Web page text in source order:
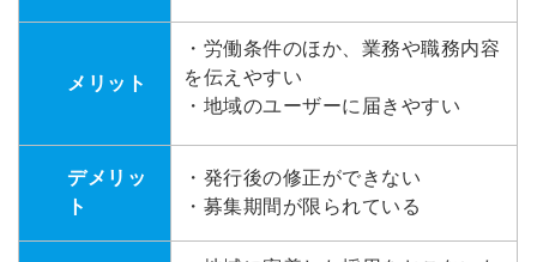
メリット
・労働条件のほか、業務や職務内容
を伝えやすい
・地域のユーザーに届きやすい
デメリッ
ト
・発行後の修正ができない
・募集期間が限られている